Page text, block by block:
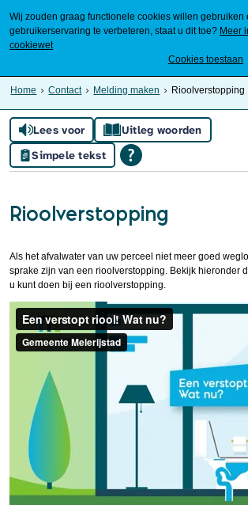
Wij zouden graag functionele cookies willen gebruiken
gebruikerservaring te verbeteren, staat u dit toe? Meer
cookiewet
Cookies toestaan
Home Contact Melding maken Rioolverstopping
Lees voor
Uitleg woorden
Simpele tekst
Rioolverstopping
Als het afvalwater van uw perceel niet meer goed
sprake zijn van een rioolverstopping. Bekijk hieronder
u kunt doen bij een rioolverstopping.